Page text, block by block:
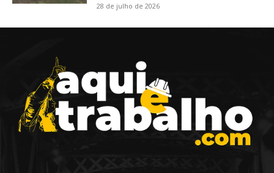
28 de julho de 2026